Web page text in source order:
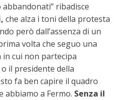
ribadisce
che alza i toni della protesta
però dall’assenza di un
volta che seguo una
in cui non partecipa
il presidente della
fa ben capire il quadro
abbiamo a Fermo. Senza il